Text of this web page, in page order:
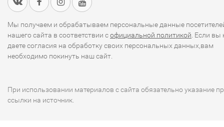
Мы получаем и обрабатываем персональные данные
нашего сайта в соответствии софициальной политикой . Если вы
даете согласия на обработку своих персональных данных,вам
необходимо покинуть наш сайт.
При использовании материалов с сайта обязательно указание
ссылки на источник.